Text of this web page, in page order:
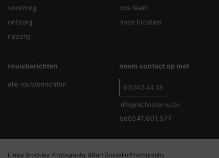
voorzorg
ontzorg
nazorg
ons team
onze locaties
rouwberichten
alle rouwberichten
neem contact op met
03/345 44 38
info@michaeldeleu.be
be0541.601.577
Liesje Brockley Photography &Bart Gosselin Photography